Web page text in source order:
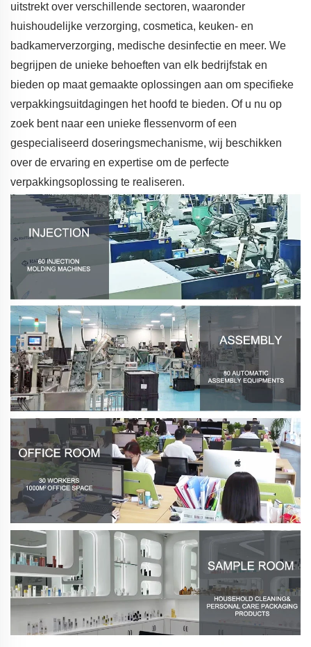
uitstrekt over verschillende sectoren, waaronder
huishoudelijke verzorging, cosmetica, keuken- en
badkamerverzorging, medische desinfectie en meer. We
begrijpen de unieke behoeften van elk bedrijfstak en
bieden op maat gemaakte oplossingen aan om specifieke
verpakkingsuitdagingen het hoofd te bieden. Of u nu op
zoek bent naar een unieke flessenvorm of een
gespecialiseerd doseringsmechanisme, wij beschikken
over de ervaring en expertise om de perfecte
verpakkingsoplossing te realiseren.